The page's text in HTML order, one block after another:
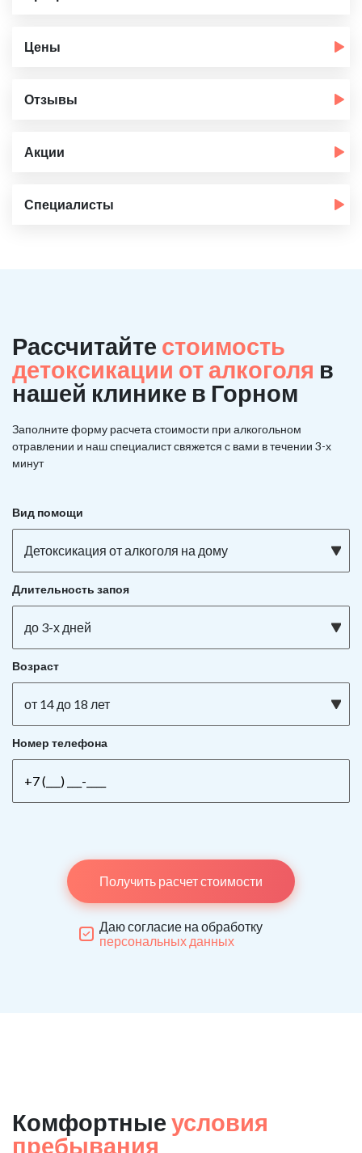
Цены
Отзывы
Акции
Специалисты
Рассчитайте стоимость
детоксикации от алкоголя в
нашей клинике в Горном
Заполните форму расчета стоимости при алкогольном
отравлении и наш специалист свяжется с вами в течении 3-х
минут
Вид помощи
Детоксикация от алкоголя на дому
Длительность запоя
до 3-х дней
Возраст
от 14 до 18 лет
Номер телефона
Получить расчет стоимости
Даю согласие на обработку
персональных данных
Комфортные условия
пребывания